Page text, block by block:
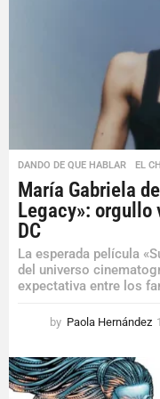
DANDO DE QUE HABLAR ,EL
María Gabriela
Legacy»: orgullo
DC
La esperada película
del universo
expectativa entre los
by Paola Hernández